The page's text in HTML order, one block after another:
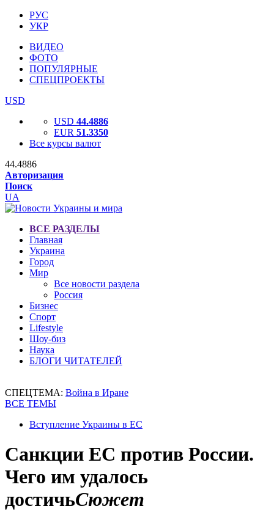
РУС
УКР
ВИДЕО
ФОТО
ПОПУЛЯРНЫЕ
СПЕЦПРОЕКТЫ
USD
USD 44.4886
EUR 51.3350
Все курсы валют
44.4886
Авторизация
Поиск
UA
ВСЕ РАЗДЕЛЫ
Главная
Украина
Город
Мир
Все новости раздела
Россия
Бизнес
Спорт
Lifestyle
Шоу-биз
Наука
БЛОГИ ЧИТАТЕЛЕЙ
СПЕЦТЕМА: Война в Иране
ВСЕ ТЕМЫ
Вступление Украины в ЕС
Санкции ЕС против России.
Чего им удалось
достичьСюжет